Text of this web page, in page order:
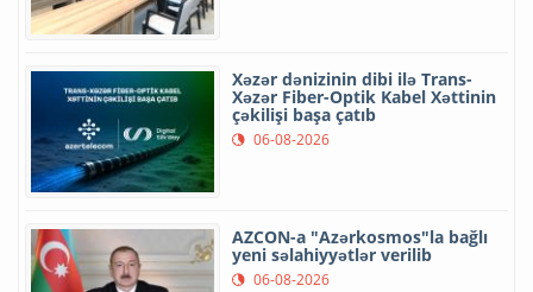
Xəzər dənizinin dibi ilə Trans-
Xəzər Fiber-Optik Kabel Xəttinin
çəkilişi başa çatıb
06-08-2026
AZCON-a "Azərkosmos"la bağlı
yeni səlahiyyətlər verilib
06-08-2026